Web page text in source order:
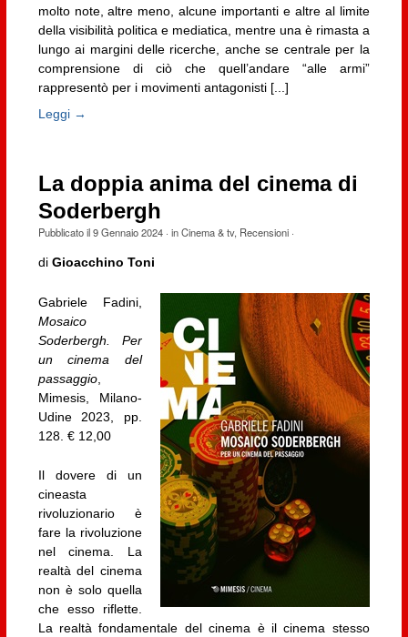
molto note, altre meno, alcune importanti e altre al limite
della visibilità politica e mediatica, mentre una è rimasta a
lungo ai margini delle ricerche, anche se centrale per la
comprensione di ciò che quell’andare “alle armi”
rappresentò per i movimenti antagonisti [...]
Leggi →
La doppia anima del cinema di
Soderbergh
Pubblicato il9 Gennaio 2024· inCinema & tv, Recensioni·
di Gioacchino Toni
Gabriele Fadini,
Mosaico
Soderbergh. Per
un cinema del
passaggio,
Mimesis, Milano-
Udine 2023, pp.
128. € 12,00
Il dovere di un
cineasta
rivoluzionario è
fare la rivoluzione
nel cinema. La
realtà del cinema
non è solo quella
che esso riflette.
La realtà fondamentale del cinema è il cinema stesso